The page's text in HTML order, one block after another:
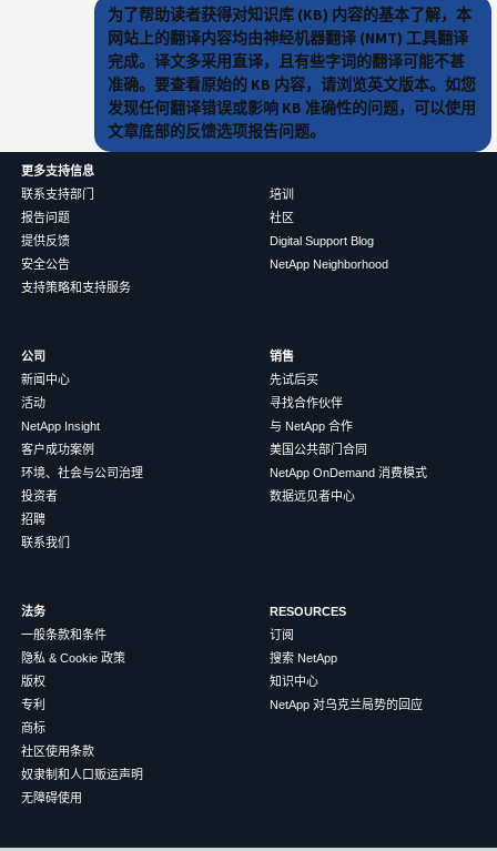
为了帮助读者获得对知识库 (KB) 内容的基本了解，本
网站上的翻译内容均由神经机器翻译 (NMT) 工具翻译
完成。译文多采用直译，且有些字词的翻译可能不甚
准确。要查看原始的 KB 内容，请浏览英文版本。如您
发现任何翻译错误或影响 KB 准确性的问题，可以使用
文章底部的反馈选项报告问题。
更多支持信息
联系支持部门
报告问题
提供反馈
安全公告
支持策略和支持服务
培训
社区
Digital Support Blog
NetApp Neighborhood
公司
新闻中心
活动
NetApp Insight
客户成功案例
环境、社会与公司治理
投资者
招聘
联系我们
销售
先试后买
寻找合作伙伴
与 NetApp 合作
美国公共部门合同
NetApp OnDemand 消费模式
数据远见者中心
法务
一般条款和条件
隐私 & Cookie 政策
版权
专利
商标
社区使用条款
奴隶制和人口贩运声明
无障碍使用
RESOURCES
订阅
搜索 NetApp
知识中心
NetApp 对乌克兰局势的回应